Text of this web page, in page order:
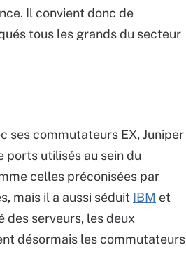
Il convient donc de
tous les grands du secteur
ses commutateurs EX, Juniper
ports utilisés au sein du
celles préconisées par
mais il a aussi séduit IBM et
des serveurs, les deux
désormais les commutateurs